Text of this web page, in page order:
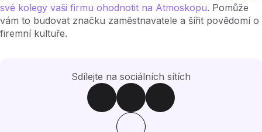
své kolegy vaši firmu ohodnotit na Atmoskopu. Pomůže
vám to budovat značku zaměstnavatele a šířit povědomí o
firemní kultuře.
Sdílejte na sociálních sítích